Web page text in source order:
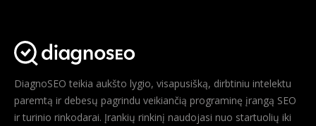
DiagnoSEO teikia aukšto lygio, visapusišką, dirbtiniu intelektu
paremtą ir debesų pagrindu veikiančią programinę įrangą SEO
ir turinio rinkodarai. Įrankių rinkinį naudojasi nuo startuolių iki